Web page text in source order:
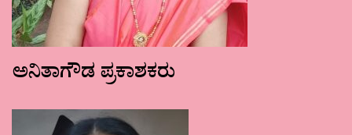
ಅನಿತಾಗೌಡ ಪ್ರಕಾಶಕರು